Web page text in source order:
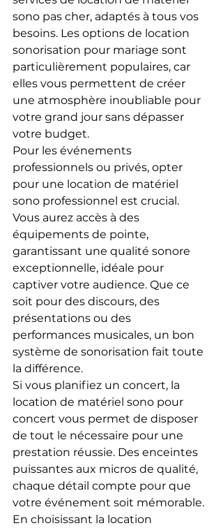
sono pas cher, adaptés à tous vos
besoins. Les options de location
sonorisation pour mariage sont
particulièrement populaires, car
elles vous permettent de créer
une atmosphère inoubliable pour
votre grand jour sans dépasser
votre budget.
Pour les événements
professionnels ou privés, opter
pour une location de matériel
sono professionnel est crucial.
Vous aurez accès à des
équipements de pointe,
garantissant une qualité sonore
exceptionnelle, idéale pour
captiver votre audience. Que ce
soit pour des discours, des
présentations ou des
performances musicales, un bon
système de sonorisation fait toute
la différence.
Si vous planifiez un concert, la
location de matériel sono pour
concert vous permet de disposer
de tout le nécessaire pour une
prestation réussie. Des enceintes
puissantes aux micros de qualité,
chaque détail compte pour que
votre événement soit mémorable.
En choisissant la location